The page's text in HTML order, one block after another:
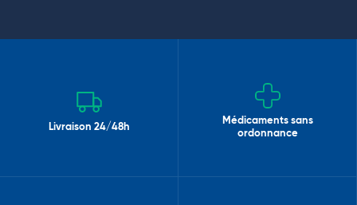
Livraison 24/48h
Médicaments sans
ordonnance